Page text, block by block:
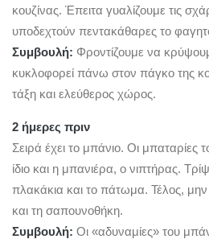
κουζίνας. Έπειτα γυαλίζουμε τις
υποδεχτούν πεντακάθαρες το
Συμβουλή: Φροντίζουμε να
κυκλοφορεί πάνω στον πάγκο της
τάξη και ελεύθερος χώρος.
2 ήμερες πριν
Σειρά έχει το μπάνιο. Οι μπαταρίες
ίδιο και η μπανιέρα, ο νιπτήρας.
πλακάκια και το πάτωμα. Τέλος,
και τη σαπουνοθήκη.
Συμβουλή: Οι «αδυναμίες» του